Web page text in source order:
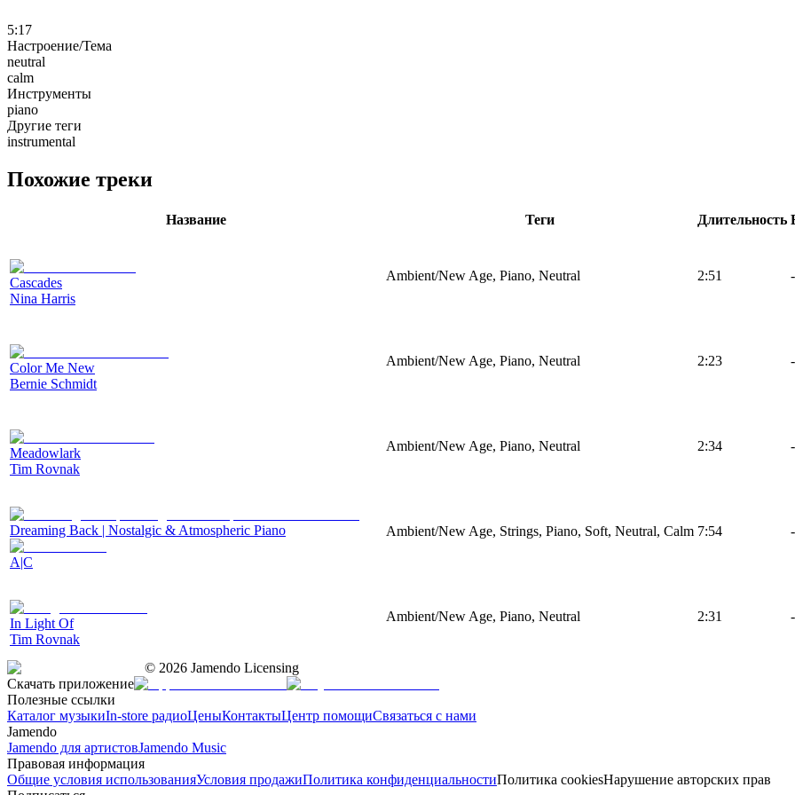
5:17
Настроение/Тема
neutral
calm
Инструменты
piano
Другие теги
instrumental
Похожие треки
Название Теги Длительность
Cascades
Nina Harris
Ambient/New Age, Piano, Neutral 2:51 -
Color Me New
Bernie Schmidt
Ambient/New Age, Piano, Neutral 2:23 -
Meadowlark
Tim Rovnak
Ambient/New Age, Piano, Neutral 2:34 -
Dreaming Back | Nostalgic & Atmospheric Piano
A|C
Ambient/New Age, Strings, Piano, Soft, Neutral, Calm 7:54 -
In Light Of
Tim Rovnak
Ambient/New Age, Piano, Neutral 2:31 -
© 2026 Jamendo Licensing
Скачать приложение
Полезные ссылки
Каталог музыкиIn-store радиоЦеныКонтактыЦентр помощиСвязаться с нами
Jamendo
Jamendo для артистовJamendo Music
Правовая информация
Общие условия использованияУсловия продажиПолитика конфиденциальностиПолитика cookiesНарушение авторских прав